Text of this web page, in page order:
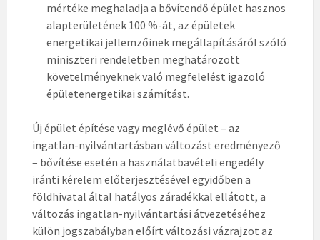
mértéke meghaladja a bővítendő épület hasznos
alapterületének 100 %-át, az épületek
energetikai jellemzőinek megállapításáról szóló
miniszteri rendeletben meghatározott
követelményeknek való megfelelést igazoló
épületenergetikai számítást.
Új épület építése vagy meglévő épület – az
ingatlan-nyilvántartásban változást eredményező
– bővítése esetén a használatbavételi engedély
iránti kérelem előterjesztésével egyidőben a
földhivatal által hatályos záradékkal ellátott, a
változás ingatlan-nyilvántartási átvezetéséhez
külön jogszabályban előírt változási vázrajzot az